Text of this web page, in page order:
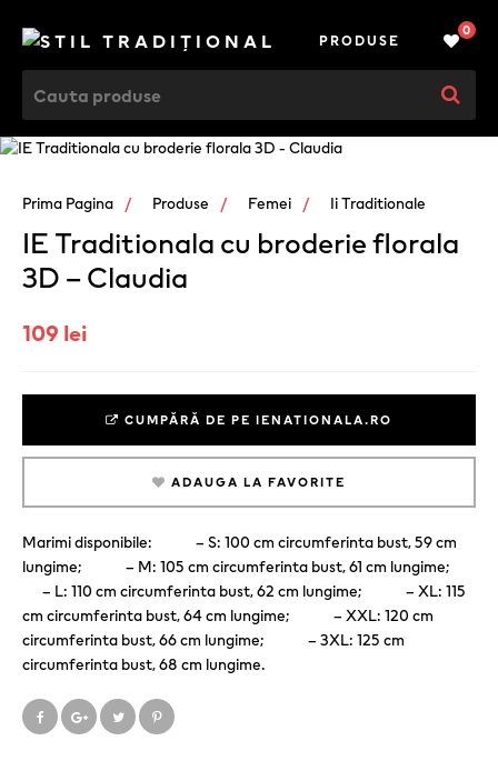
PRODUSE
0
Prima Pagina Produse Femei Ii Traditionale
IE Traditionala cu broderie florala
3D – Claudia
109 lei
CUMPĂRĂ DE PE IENATIONALA.RO
ADAUGA LA FAVORITE
Marimi disponibile: – S: 100 cm circumferinta bust, 59 cm
lungime; – M: 105 cm circumferinta bust, 61 cm lungime;
– L: 110 cm circumferinta bust, 62 cm lungime; – XL: 115
cm circumferinta bust, 64 cm lungime; – XXL: 120 cm
circumferinta bust, 66 cm lungime; – 3XL: 125 cm
circumferinta bust, 68 cm lungime.